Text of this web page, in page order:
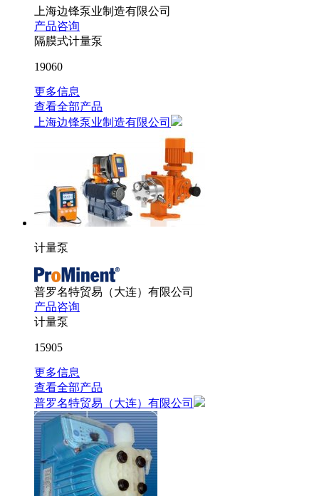
上海边锋泵业制造有限公司
产品咨询
隔膜式计量泵
19060
更多信息
查看全部产品
上海边锋泵业制造有限公司
计量泵
普罗名特贸易（大连）有限公司
产品咨询
计量泵
15905
更多信息
查看全部产品
普罗名特贸易（大连）有限公司